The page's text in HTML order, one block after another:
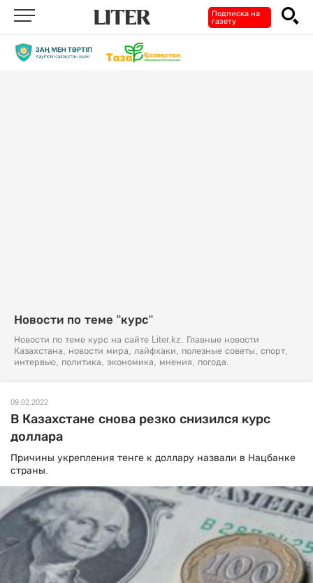
Подписка на
газету
Новости по теме "курс"
Новости по теме курс на сайте Liter.kz. Главные новости
Казахстана, новости мира, лайфхаки, полезные советы, спорт,
интервью, политика, экономика, мнения, погода.
09.02.2022
В Казахстане снова резко снизился курс
доллара
Причины укрепления тенге к доллару назвали в Нацбанке
страны.